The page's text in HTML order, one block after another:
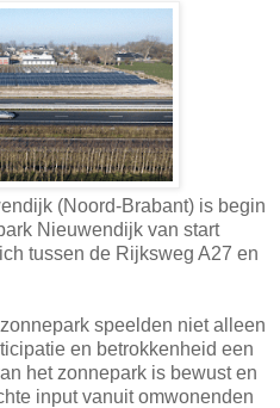
(Noord-Brabant) is begin
Nieuwendijk van start
tussen de Rijksweg A27 en
speelden niet alleen
en betrokkenheid een
het zonnepark is bewust en
input vanuit omwonenden